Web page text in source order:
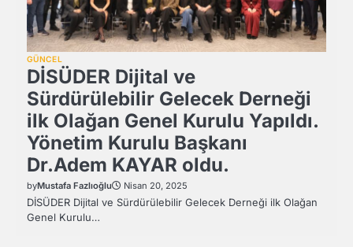
GÜNCEL
DİSÜDER Dijital ve
Sürdürülebilir Gelecek Derneği
ilk Olağan Genel Kurulu Yapıldı.
Yönetim Kurulu Başkanı
Dr.Adem KAYAR oldu.
byMustafa Fazlıoğlu Nisan 20, 2025
DİSÜDER Dijital ve Sürdürülebilir Gelecek Derneği ilk Olağan
Genel Kurulu…